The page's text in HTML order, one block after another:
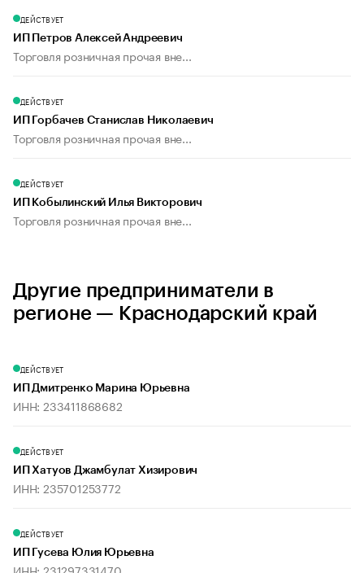
ДЕЙСТВУЕТ
ИП Петров Алексей Андреевич
Торговля розничная прочая вне...
ДЕЙСТВУЕТ
ИП Горбачев Станислав Николаевич
Торговля розничная прочая вне...
ДЕЙСТВУЕТ
ИП Кобылинский Илья Викторович
Торговля розничная прочая вне...
Другие предприниматели в
регионе — Краснодарский край
ДЕЙСТВУЕТ
ИП Дмитренко Марина Юрьевна
ИНН: 233411868682
ДЕЙСТВУЕТ
ИП Хатуов Джамбулат Хизирович
ИНН: 235701253772
ДЕЙСТВУЕТ
ИП Гусева Юлия Юрьевна